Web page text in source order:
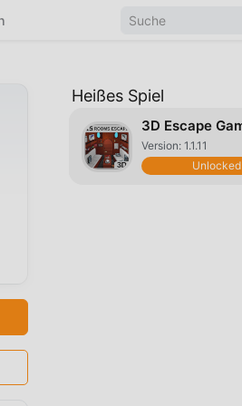
Heißes Spiel
Version: 1.1.11
Unlocked